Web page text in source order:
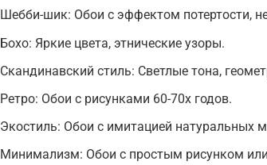
Шебби-шик: Обои с эффектом потертости,
Бохо: Яркие цвета, этнические узоры.
Скандинавский стиль: Светлые тона,
Ретро: Обои с рисунками 60-70х годов.
Экостиль: Обои с имитацией натуральных
Минимализм: Обои с простым рисунком